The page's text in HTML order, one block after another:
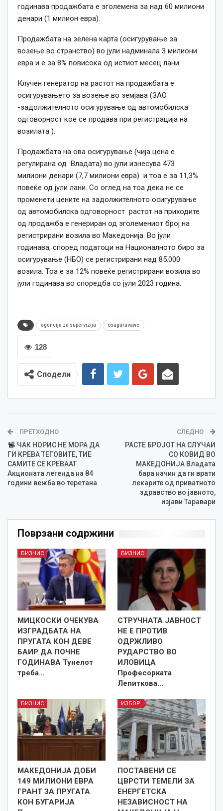
годинава продажбата е зголемена за над 60 милиони
денари (1 милион евра).
Продажбата на зелена карта (осигурување за
возење во странство) во јули надминала 3 милиони
евра и е за 8% повисока од истиот месец лани.
Клучен генератор на растот на продажбата е
осигурувањето за возење во земјава (ЗАО
-задолжителното осигурување од автомобилска
одговорност кое се продава при регистрација на
возилaта ).
Продажбата на ова осигурување (чија цена е
регулирана од Владата) во јули изнесува 473
милиони денари (7,7 милиони евра) и тоа е за 11,3%
повеќе од јули лани. Со оглед на тоа дека не се
променети цените на задолжителното осигурување
од автомобилска одговорност растот на приходите
од продажба е генериран од зголемениот број на
регистрирани возила во Македонија. Во јули
годинава, според податоци на Националното биро за
осигурување (НБО) се регистрирани над 85.000
возила. Тоа е за 12% повеќе регистрирани возила во
јули годинава во споредба со јули 2023 година.
agencija za supervizija osuguruvawe
128
Сподели
ПРЕТХОДНО
ЧАК НОРИС НЕ МОРА ДА
ГИ КРЕВА ТЕГОВИТЕ, ТИЕ
САМИТЕ СЕ КРЕВААТ
Акционата легенда на 84
години вежба во теретана
СЛЕДНО
РАСТЕ БРОЈОТ НА СЛУЧАИ
СО КОВИД ВО
МАКЕДОНИЈА Владата
бара начин да ги врати
лекарите од приватното
здравство во јавното,
изјави Таравари
Поврзани содржини
БИЗНИС
МИЦКОСКИ ОЧЕКУВА
ИЗГРАДБАТА НА
ПРУГАТА КОН ДЕВЕ
БАИР ДА ПОЧНЕ
ГОДИНАВА Тунелот
треба…
БИЗНИС
СТРУЧНАТА ЈАВНОСТ
НЕ Е ПРОТИВ
ОДРЖЛИВО
РУДАРСТВО ВО
ИЛОВИЦА
Професорката
Лепиткова…
БИЗНИС
МАКЕДОНИЈА ДОБИ
149 МИЛИОНИ ЕВРА
ГРАНТ ЗА ПРУГАТА
КОН БУГАРИЈА
ИЗБОР
ПОСТАВЕНИ СЕ
ЦВРСТИ ТЕМЕЛИ ЗА
ЕНЕРГЕТСКА
НЕЗАВИСНОСТ НА